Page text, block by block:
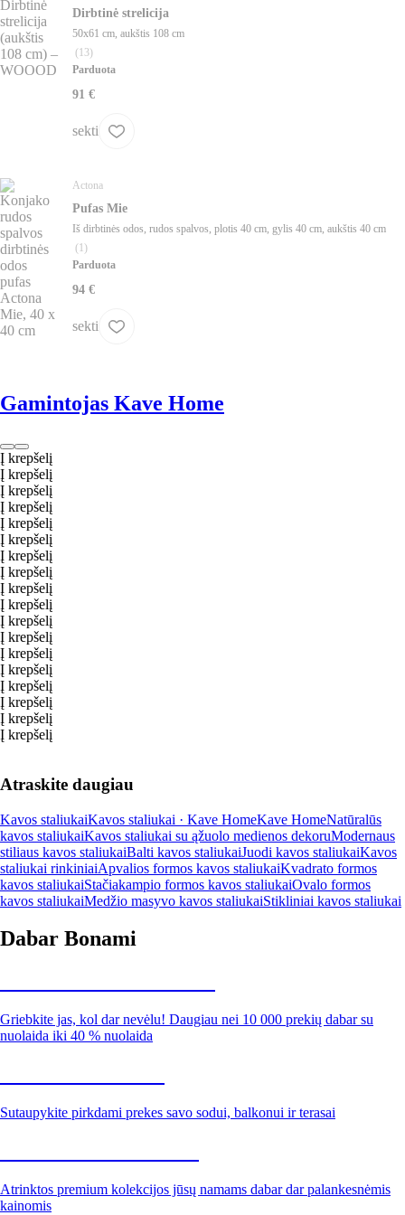
Dirbtinė strelicija
50x61 cm, aukštis 108 cm
(13)
Parduota
91 €
sekti
Actona
Pufas Mie
Iš dirbtinės odos, rudos spalvos, plotis 40 cm, gylis 40 cm, aukštis 40 cm
(1)
Parduota
94 €
sekti
Gamintojas Kave Home
Į krepšelį
Į krepšelį
Į krepšelį
Į krepšelį
Į krepšelį
Į krepšelį
Į krepšelį
Į krepšelį
Į krepšelį
Į krepšelį
Į krepšelį
Į krepšelį
Į krepšelį
Į krepšelį
Į krepšelį
Į krepšelį
Į krepšelį
Į krepšelį
Atraskite daugiau
Kavos staliukaiKavos staliukai · Kave HomeKave HomeNatūralūs
kavos staliukaiKavos staliukai su ąžuolo medienos dekoruModernaus
stiliaus kavos staliukaiBalti kavos staliukaiJuodi kavos staliukaiKavos
staliukai rinkiniaiApvalios formos kavos staliukaiKvadrato formos
kavos staliukaiStačiakampio formos kavos staliukaiOvalo formos
kavos staliukaiMedžio masyvo kavos staliukaiStikliniai kavos staliukai
Dabar Bonami
Griebkite jas, kol dar nevėlu! Daugiau nei 10 000 prekių dabar su
nuolaida iki 40 % nuolaida
Sutaupykite pirkdami prekes savo sodui, balkonui ir terasai
Atrinktos premium kolekcijos jūsų namams dabar dar palankesnėmis
kainomis